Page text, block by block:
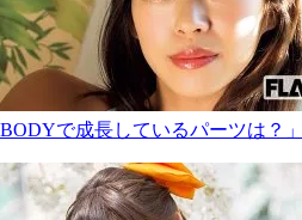
BODYで成長しているパーツは？」